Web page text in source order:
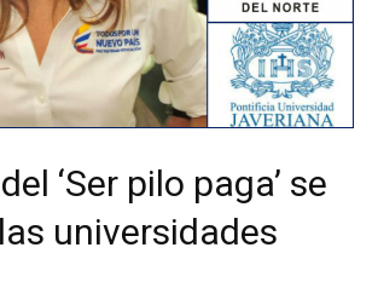
‘Ser pilo paga’ se
universidades